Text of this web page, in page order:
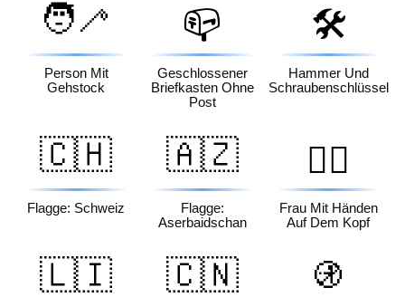
🧑‍🦯
Person Mit
Gehstock
📪
Geschlossener
Briefkasten Ohne
Post
🛠️
Hammer Und
Schraubenschlüssel
🇨🇭
Flagge: Schweiz
🇦🇿
Flagge:
Aserbaidschan
🙆‍♀️
Frau Mit Händen
Auf Dem Kopf
🇱🇮 🇨🇳 🚯